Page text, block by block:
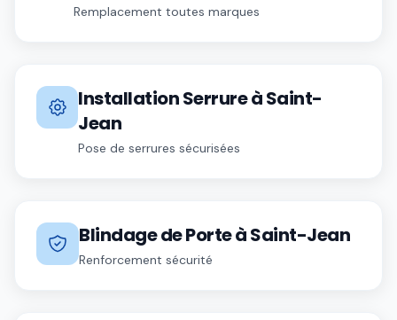
Remplacement toutes marques
Installation SerrureàSaint-
Jean
Pose de serrures sécurisées
Blindage de PorteàSaint-Jean
Renforcement sécurité